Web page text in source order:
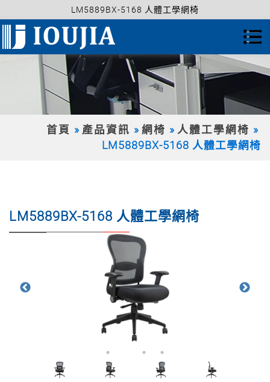
LM5889BX-5168 人體工學網椅
首頁 產品資訊 網椅
人體工學網椅
LM5889BX-5168 人體工學網椅
LM5889BX-5168 人體工學網椅